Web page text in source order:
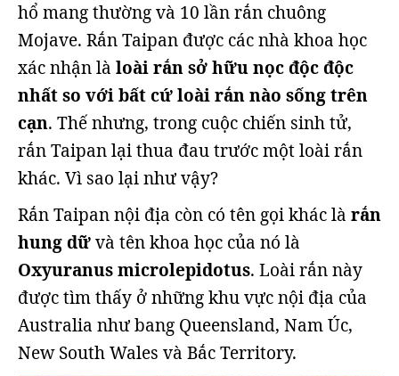
hổ mang thường và 10 lần rắn chuông
Mojave. Rắn Taipan được các nhà khoa học
xác nhận là loài rắn sở hữu nọc độc độc
nhất so với bất cứ loài rắn nào sống trên
cạn. Thế nhưng, trong cuộc chiến sinh tử,
rắn Taipan lại thua đau trước một loài rắn
khác. Vì sao lại như vậy?
Rắn Taipan nội địa còn có tên gọi khác là rắn
hung dữvà tên khoa học của nó là
Oxyuranus microlepidotus. Loài rắn này
được tìm thấy ở những khu vực nội địa của
Australia như bang Queensland, Nam Úc,
New South Wales và Bắc Territory.